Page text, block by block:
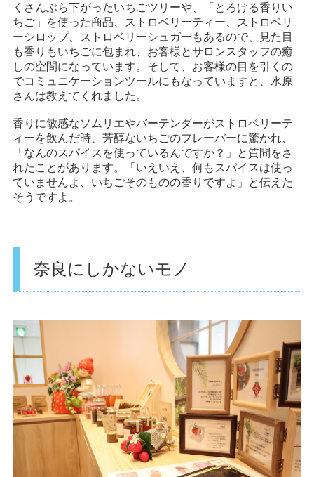
くさんぶら下がったいちごツリーや、「とろける香りい
ちご」を使った商品、ストロベリーティー、ストロベリ
ーシロップ、ストロベリーシュガーもあるので、見た目
も香りもいちごに包まれ、お客様とサロンスタッフの癒
しの空間になっています。そして、お客様の目を引くの
でコミュニケーションツールにもなっていますと、水原
さんは教えてくれました。
香りに敏感なソムリエやバーテンダーがストロベリーテ
ィーを飲んだ時、芳醇ないちごのフレーバーに驚かれ、
「なんのスパイスを使っているんですか？」と質問をさ
れたことがあります。「いえいえ、何もスパイスは使っ
ていませんよ、いちごそのものの香りですよ」と伝えた
そうですよ。
奈良にしかないモノ